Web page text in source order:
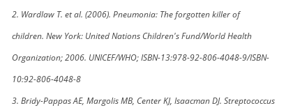
2. Wardlaw T. et al. (2006). Pneumonia: The forgotten killer of
children. New York: United Nations Children's Fund/World Health
Organization; 2006. UNICEF/WHO; ISBN-13:978-92-806-4048-9/ISBN-
10:92-806-4048-8
3. Bridy-Pappas AE, Margolis MB, Center KJ, Isaacman DJ. Streptococcus